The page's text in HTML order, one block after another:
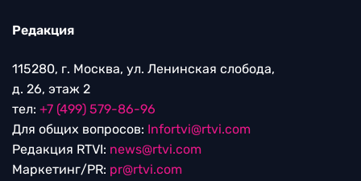
Редакция
115280, г. Москва, ул. Ленинская слобода,
д. 26, этаж 2
тел: +7 (499) 579-86-96
Для общих вопросов: Infortvi@rtvi.com
Редакция RTVI: news@rtvi.com
Маркетинг/PR: pr@rtvi.com